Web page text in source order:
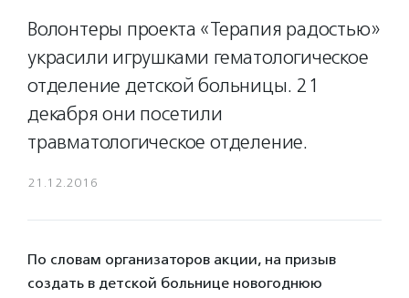
Волонтеры проекта «Терапия радостью»
украсили игрушками гематологическое
отделение детской больницы. 21
декабря они посетили
травматологическое отделение.
21.12.2016
По словам организаторов акции, на призыв
создать в детской больнице новогоднюю